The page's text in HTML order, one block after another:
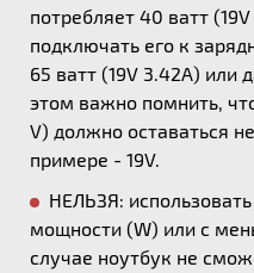
потребляет 40 ватт
подключать его к
65 ватт (19V 3.42A) или
этом важно помнить,
V) должно оставаться
примере - 19V.
НЕЛЬЗЯ:
мощности (W) или с
случае ноутбук не